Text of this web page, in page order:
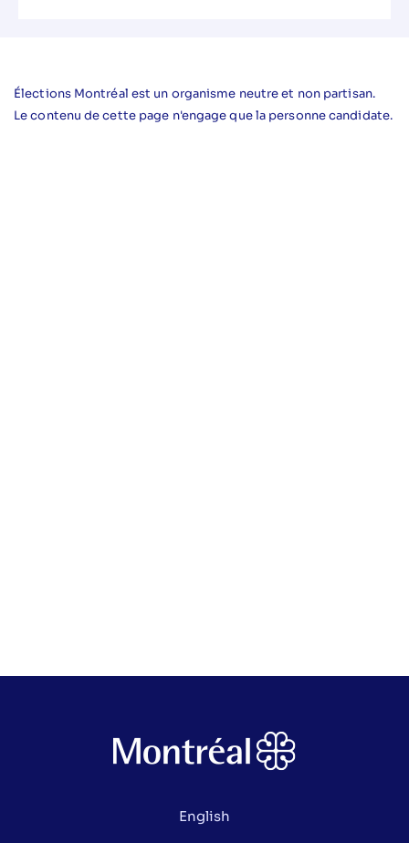
Élections Montréal est un organisme neutre et non partisan.
Le contenu de cette page n'engage que la personne candidate.
English